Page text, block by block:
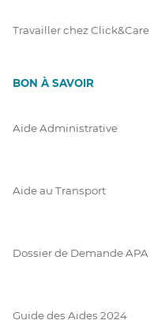
Travailler chez Click&Care
BON À SAVOIR
Aide Administrative
Aide au Transport
Dossier de Demande APA
Guide des Aides 2024